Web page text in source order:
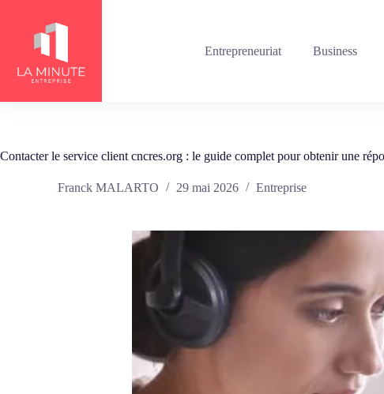
contenu
Entrepreneuriat
Business
Contacter le service client cncres.org : le guide complet pour obtenir une
Franck MALARTO 29 mai 2026 Entreprise